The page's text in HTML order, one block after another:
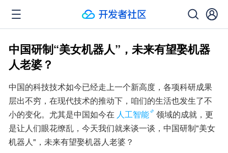
中国研制“美女机器人”，未来有望娶机器
人老婆？
中国的科技技术如今已经走上一个新高度，各项科研成果
层出不穷，在现代技术的推动下，咱们的生活也发生了不
小的变化。尤其是中国如今在 人工智能
领域的成就，更
是让人们眼花缭乱，今天我们就来谈一谈，中国研制"美女
机器人"，未来有望娶机器人老婆？